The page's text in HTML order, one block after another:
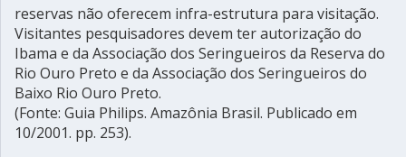
reservas não oferecem infra-estrutura para visitação.
Visitantes pesquisadores devem ter autorização do
Ibama e da Associação dos Seringueiros da Reserva do
Rio Ouro Preto e da Associação dos Seringueiros do
Baixo Rio Ouro Preto.
(Fonte: Guia Philips. Amazônia Brasil. Publicado em
10/2001. pp. 253).